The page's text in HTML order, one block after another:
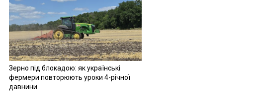
Зерно під блокадою: як українські
фермери повторюють уроки 4-річної
давнини